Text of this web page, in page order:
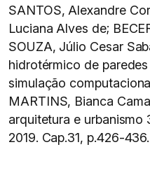
SANTOS, Alexandre
Luciana Alves de;
SOUZA, Júlio Cesar
hidrotérmico de
simulação
MARTINS, Bianca
arquitetura e urbanismo
2019. Cap.31, p.426-436.